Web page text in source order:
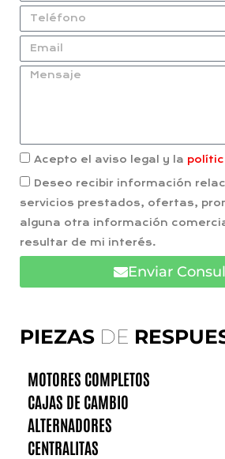
PIEZAS DE
MOTORES COMPLETOS
CAJAS DE CAMBIO
ALTERNADORES
CENTRALITAS
Acepto el aviso legal y la
Deseo recibir información
servicios prestados, ofertas,
alguna otra información
resultar de mi interés.
Enviar